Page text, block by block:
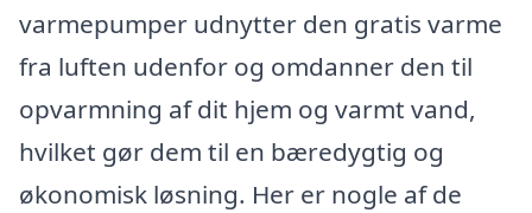
varmepumper udnytter den gratis varme
fra luften udenfor og omdanner den til
opvarmning af dit hjem og varmt vand,
hvilket gør dem til en bæredygtig og
økonomisk løsning. Her er nogle af de